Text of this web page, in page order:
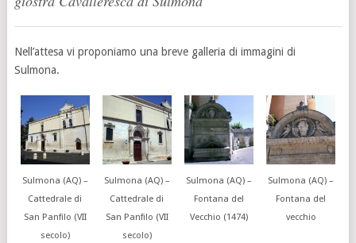
Nell’attesa vi proponiamo una breve galleria di immagini di
Sulmona.
Sulmona (AQ) –
Cattedrale di
San Panfilo (VII
secolo)
Sulmona (AQ) –
Cattedrale di
San Panfilo (VII
secolo)
Sulmona (AQ) –
Fontana del
Vecchio (1474)
Sulmona (AQ) –
Fontana del
vecchio